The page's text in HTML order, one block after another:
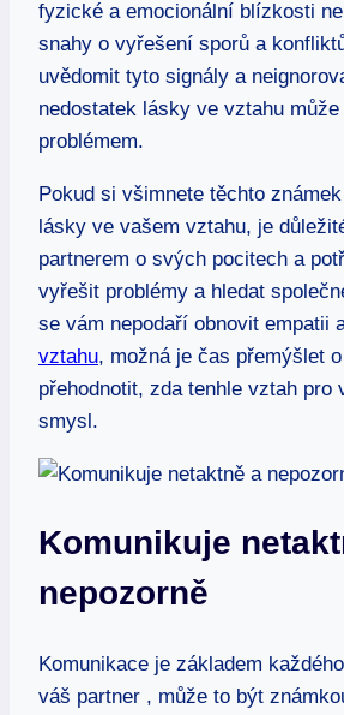
fyzické a emocionální blízkosti
snahy o vyřešení sporů a
uvědomit tyto signály a
nedostatek lásky ve vztahu
problémem.
Pokud si všimnete těchto
lásky ve vašem vztahu, je
partnerem o svých pocitech a
vyřešit problémy a hledat
se vám nepodaří obnovit empatii
vztahu, možná je čas přemýšlet
přehodnotit, zda tenhle vztah pro
smysl.
Komunikuje
nepozorně
Komunikace je základem
váš partner , může to být